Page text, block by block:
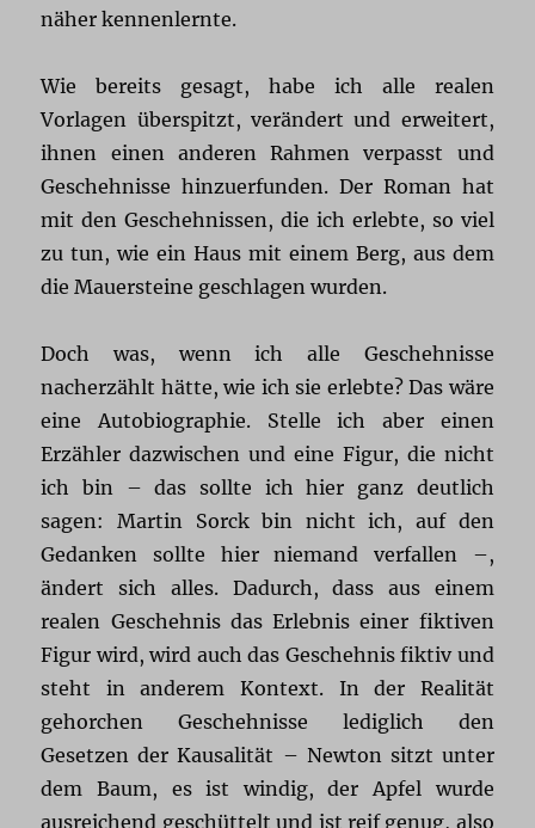
näher kennenlernte.
Wie bereits gesagt, habe ich alle realen
Vorlagen überspitzt, verändert und erweitert,
ihnen einen anderen Rahmen verpasst und
Geschehnisse hinzuerfunden. Der Roman hat
mit den Geschehnissen, die ich erlebte, so viel
zu tun, wie ein Haus mit einem Berg, aus dem
die Mauersteine geschlagen wurden.
Doch was, wenn ich alle Geschehnisse
nacherzählt hätte, wie ich sie erlebte? Das wäre
eine Autobiographie. Stelle ich aber einen
Erzähler dazwischen und eine Figur, die nicht
ich bin – das sollte ich hier ganz deutlich
sagen: Martin Sorck bin nicht ich, auf den
Gedanken sollte hier niemand verfallen –,
ändert sich alles. Dadurch, dass aus einem
realen Geschehnis das Erlebnis einer fiktiven
Figur wird, wird auch das Geschehnis fiktiv und
steht in anderem Kontext. In der Realität
gehorchen Geschehnisse lediglich den
Gesetzen der Kausalität – Newton sitzt unter
dem Baum, es ist windig, der Apfel wurde
ausreichend geschüttelt und ist reif genug, also